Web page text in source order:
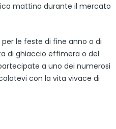
mattina durante il mercato
le feste di fine anno o di
di ghiaccio effimera o del
a uno dei numerosi
con la vita vivace di